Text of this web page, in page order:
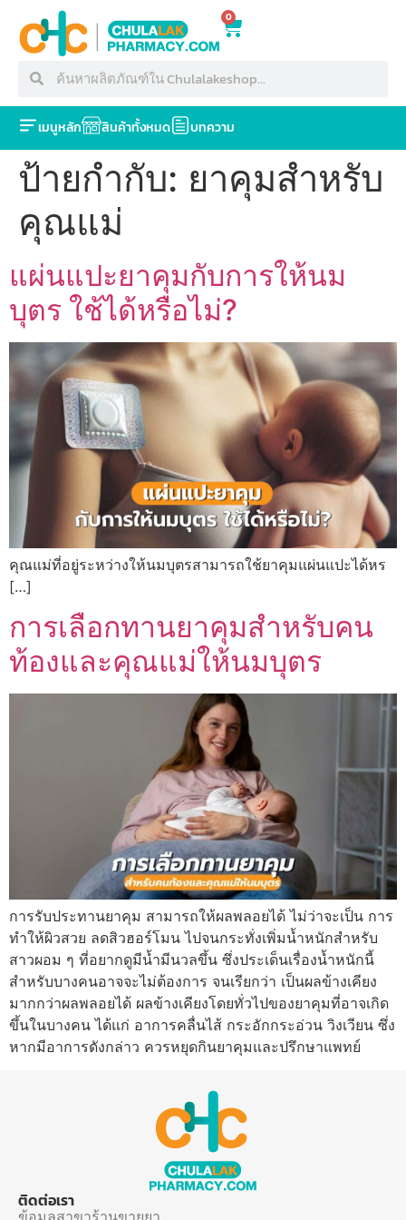
0
เมนูหลัก สินค้าทั้งหมด บทความ
ป้ายกำกับ: ยาคุมสำหรับ
คุณแม่
แผ่นแปะยาคุมกับการให้นม
บุตร ใช้ได้หรือไม่?
คุณแม่ที่อยู่ระหว่างให้นมบุตรสามารถใช้ยาคุมแผ่นแปะได้หร
[…]
การเลือกทานยาคุมสำหรับคน
ท้องและคุณแม่ให้นมบุตร
การรับประทานยาคุม สามารถให้ผลพลอยได้ ไม่ว่าจะเป็น การ
ทำให้ผิวสวย ลดสิวฮอร์โมน ไปจนกระทั่งเพิ่มน้ำหนักสำหรับ
สาวผอม ๆ ที่อยากดูมีน้ำมีนวลขึ้น ซึ่งประเด็นเรื่องน้ำหนักนี้
สำหรับบางคนอาจจะไม่ต้องการ จนเรียกว่า เป็นผลข้างเคียง
มากกว่าผลพลอยได้ ผลข้างเคียงโดยทั่วไปของยาคุมที่อาจเกิด
ขึ้นในบางคน ได้แก่ อาการคลื่นไส้ กระอักกระอ่วน วิงเวียน ซึ่ง
หากมีอาการดังกล่าว ควรหยุดกินยาคุมและปรึกษาแพทย์
ติดต่อเรา